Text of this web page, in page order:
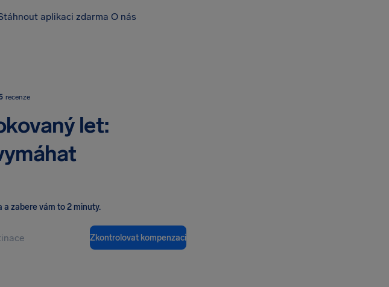
aplikaci zdarma O nás
recenze
let:
a zabere vám to 2 minuty.
Zkontrolovat kompenzaci